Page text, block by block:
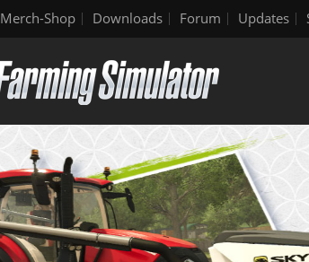
Merch-Shop Downloads Forum Updates